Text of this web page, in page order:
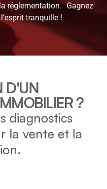
réglementation. Gagnez
tranquille !
D'UN
?
diagnostics
la vente et la